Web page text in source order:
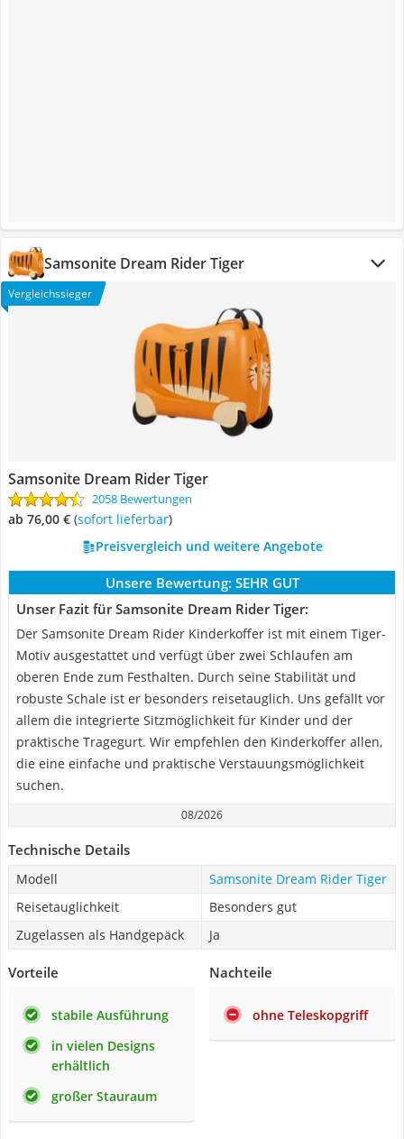
Samsonite Dream Rider Tiger
Vergleichssieger
Samsonite Dream Rider Tiger
2058 Bewertungen
ab 76,00 € ( Sofort lieferbar)
Preisvergleich und weitere Angebote
Unsere Bewertung: SEHR GUT
Unser Fazit für Samsonite Dream Rider Tiger:
Der Samsonite Dream Rider Kinderkoffer ist mit einem Tiger-
Motiv ausgestattet und verfügt über zwei Schlaufen am
oberen Ende zum Festhalten. Durch seine Stabilität und
robuste Schale ist er besonders reisetauglich. Uns gefällt vor
allem die integrierte Sitzmöglichkeit für Kinder und der
praktische Tragegurt. Wir empfehlen den Kinderkoffer allen,
die eine einfache und praktische Verstauungsmöglichkeit
suchen.
08/2026
Technische Details
Modell
Samsonite Dream Rider Tiger
Reisetauglichkeit
Besonders gut
Zugelassen als Handgepäck
Ja
Vorteile
stabile Ausführung
in vielen Designs
erhältlich
großer Stauraum
Nachteile
ohne Teleskopgriff